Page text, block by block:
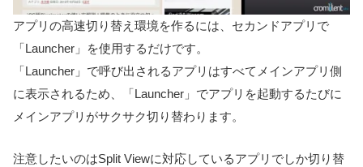
アプリの高速切り替え環境を作るには、セカンドアプリで
「Launcher」を使用するだけです。
「Launcher」で呼び出されるアプリはすべてメインアプリ側
に表示されるため、「Launcher」でアプリを起動するたびに
メインアプリがサクサク切り替わります。
注意したいのはSplit Viewに対応しているアプリでしか切り替